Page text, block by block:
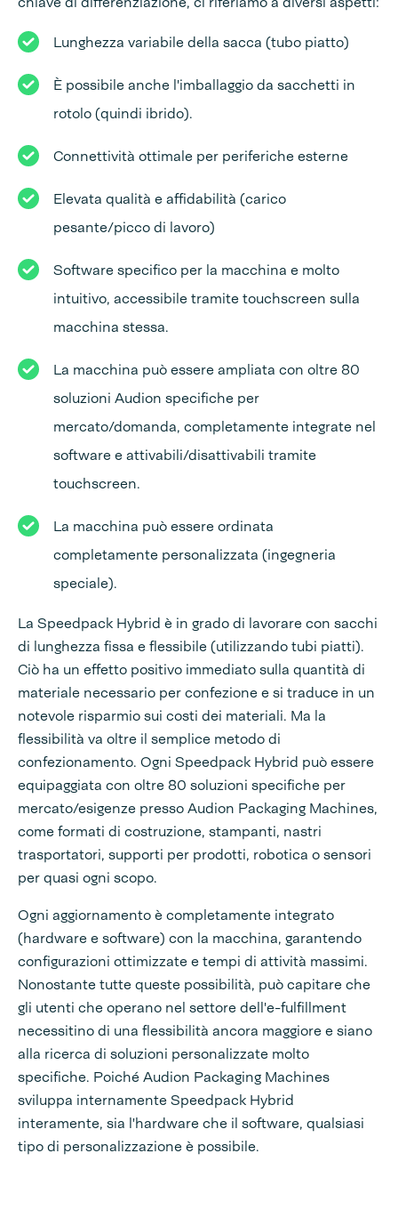
Lunghezza variabile della sacca (tubo piatto)
È possibile anche l'imballaggio da sacchetti in
rotolo (quindi ibrido).
Connettività ottimale per periferiche esterne
Elevata qualità e affidabilità (carico
pesante/picco di lavoro)
Software specifico per la macchina e molto
intuitivo, accessibile tramite touchscreen sulla
macchina stessa.
La macchina può essere ampliata con oltre 80
soluzioni Audion specifiche per
mercato/domanda, completamente integrate nel
software e attivabili/disattivabili tramite
touchscreen.
La macchina può essere ordinata
completamente personalizzata (ingegneria
speciale).
La Speedpack Hybrid è in grado di lavorare con sacchi
di lunghezza fissa e flessibile (utilizzando tubi piatti).
Ciò ha un effetto positivo immediato sulla quantità di
materiale necessario per confezione e si traduce in un
notevole risparmio sui costi dei materiali. Ma la
flessibilità va oltre il semplice metodo di
confezionamento. Ogni Speedpack Hybrid può essere
equipaggiata con oltre 80 soluzioni specifiche per
mercato/esigenze presso Audion Packaging Machines,
come formati di costruzione, stampanti, nastri
trasportatori, supporti per prodotti, robotica o sensori
per quasi ogni scopo.
Ogni aggiornamento è completamente integrato
(hardware e software) con la macchina, garantendo
configurazioni ottimizzate e tempi di attività massimi.
Nonostante tutte queste possibilità, può capitare che
gli utenti che operano nel settore dell'e-fulfillment
necessitino di una flessibilità ancora maggiore e siano
alla ricerca di soluzioni personalizzate molto
specifiche. Poiché Audion Packaging Machines
sviluppa internamente Speedpack Hybrid
interamente, sia l'hardware che il software, qualsiasi
tipo di personalizzazione è possibile.